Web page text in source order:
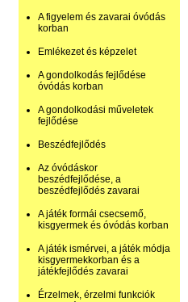
A figyelem és zavarai óvódás
korban
Emlékezet és képzelet
A gondolkodás fejlődése
óvódás korban
A gondolkodási műveletek
fejlődése
Beszédfejlődés
Az óvódáskor
beszédfejlődése, a
beszédfejlődés zavarai
A játék formái csecsemő,
kisgyermek és óvódás korban
A játék ismérvei, a játék módja
kisgyermekkorban és a
játékfejlődés zavarai
Érzelmek, érzelmi funkciók